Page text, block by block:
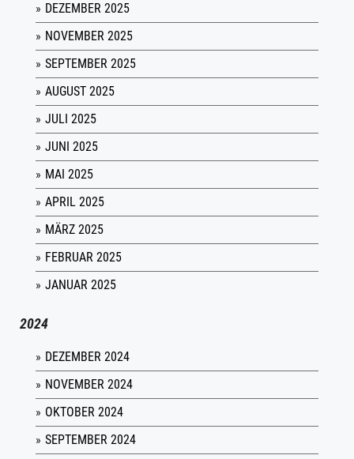
DEZEMBER 2025
NOVEMBER 2025
SEPTEMBER 2025
AUGUST 2025
JULI 2025
JUNI 2025
MAI 2025
APRIL 2025
MÄRZ 2025
FEBRUAR 2025
JANUAR 2025
2024
DEZEMBER 2024
NOVEMBER 2024
OKTOBER 2024
SEPTEMBER 2024